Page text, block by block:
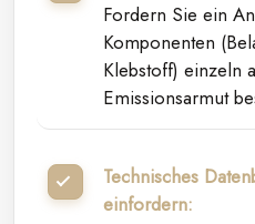
Fordern Sie ein
Komponenten
Klebstoff) einzeln
Emissionsarmut
Technisches
einfordern: